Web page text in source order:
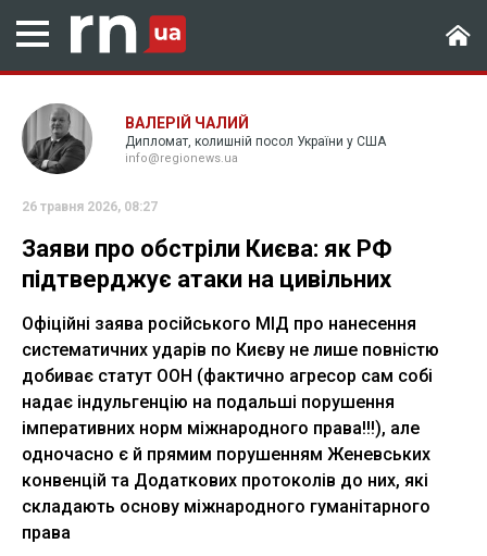
ВАЛЕРІЙ ЧАЛИЙ
Дипломат, колишній посол України у США
info@regionews.ua
26 травня 2026, 08:27
Заяви про обстріли Києва: як РФ
підтверджує атаки на цивільних
Офіційні заява російського МІД про нанесення
систематичних ударів по Києву не лише повністю
добиває статут ООН (фактично агресор сам собі
надає індульгенцію на подальші порушення
імперативних норм міжнародного права!!!), але
одночасно є й прямим порушенням Женевських
конвенцій та Додаткових протоколів до них, які
складають основу міжнародного гуманітарного
права